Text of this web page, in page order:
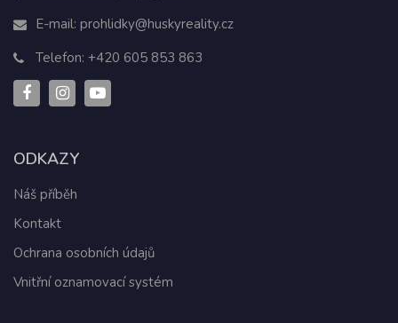
E-mail: prohlidky@huskyreality.cz
Telefon: +420 605 853 863
ODKAZY
Náš příběh
Kontakt
Ochrana osobních údajů
Vnitřní oznamovací systém